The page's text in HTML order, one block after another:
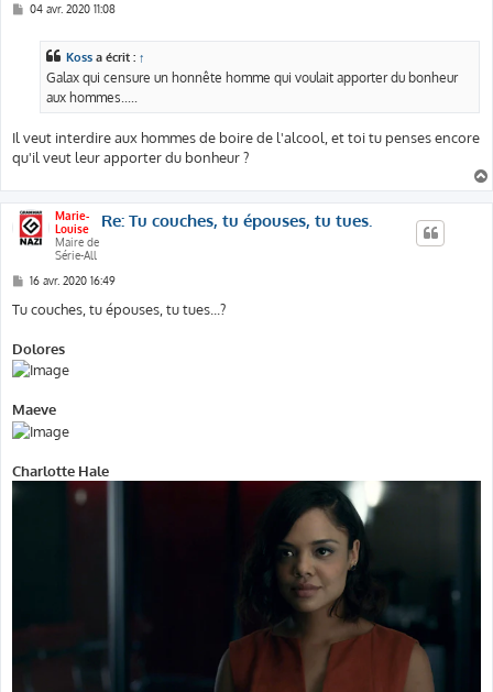
M
04 avr. 2020 11:08
Koss a écrit : ↑
Galax qui censure un honnête homme qui voulait apporter du bonheur
aux hommes.....
Il veut interdire aux hommes de boire de l'alcool, et toi tu penses encore
qu'il veut leur apporter du bonheur ?
Marie-
Louise
Maire de
Série-All
Re: Tu couches, tu épouses, tu tues.
M
s
s
g
e
16 avr. 2020 16:49
Tu couches, tu épouses, tu tues...?
Dolores
Maeve
Charlotte Hale